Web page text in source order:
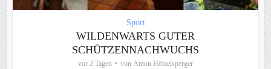
Sport
WILDENWARTS GUTER
SCHÜTZENNACHWUCHS
vor 2 Tagen von Anton Hötzelsperger